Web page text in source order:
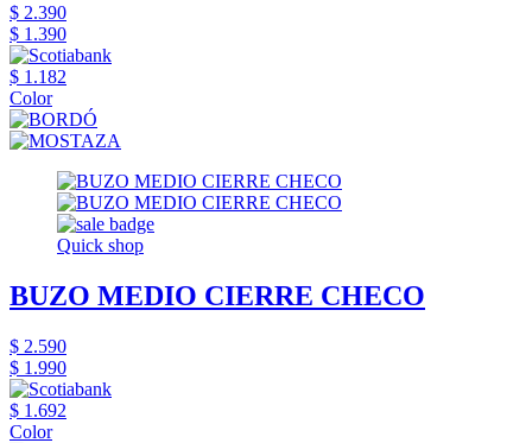
$ 2.390
$ 1.390
$ 1.182
Color
Quick shop
BUZO MEDIO CIERRE CHECO
$ 2.590
$ 1.990
$ 1.692
Color